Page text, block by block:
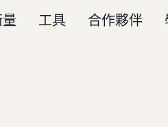
工具 合作夥伴